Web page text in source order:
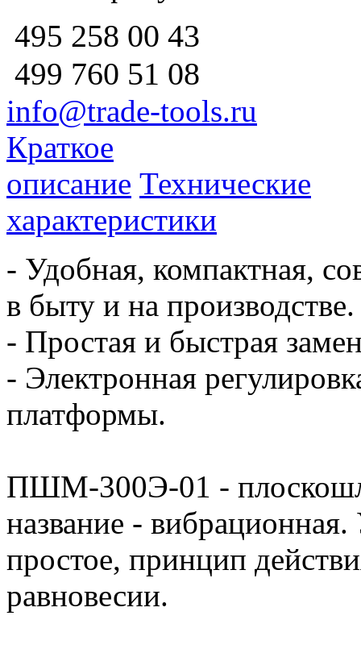
495 258 00 43
499 760 51 08
info@trade-tools.ru
Краткое
описание Технические
характеристики
- Удобная, компактная,
в быту и на производстве.
- Простая и быстрая
- Электронная
платформы.
ПШМ-300Э-01 -
название -
простое, принцип
равновесии.